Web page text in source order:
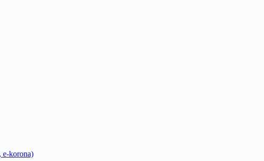
e-korona)